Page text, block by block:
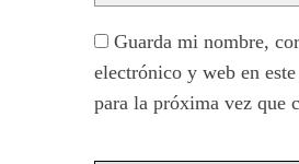
Guarda mi nombre,
electrónico y web en
para la próxima vez que